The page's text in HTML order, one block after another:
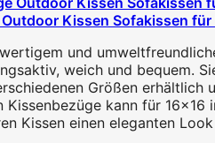
Kissen Sofakissen
und
weich und bequem.
Größen
kann für 16x16
Kissen einen eleganten